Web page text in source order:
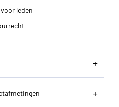
06
leden